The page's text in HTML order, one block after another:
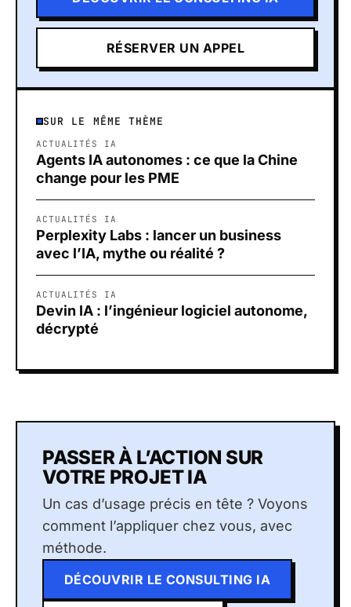
RÉSERVER UN APPEL
SUR LE MÊME THÈME
ACTUALITÉS IA
Agents IA autonomes : ce que la Chine
change pour les PME
ACTUALITÉS IA
Perplexity Labs : lancer un business
avec l’IA, mythe ou réalité ?
ACTUALITÉS IA
Devin IA : l’ingénieur logiciel autonome,
décrypté
PASSER À L’ACTION SUR
VOTRE PROJET IA
Un cas d’usage précis en tête ? Voyons
comment l’appliquer chez vous, avec
méthode.
DÉCOUVRIR LE CONSULTING IA